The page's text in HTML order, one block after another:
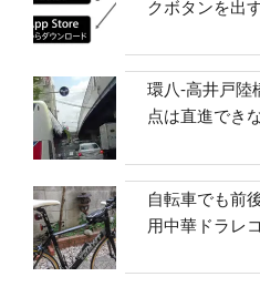
クボタンを出
環八-高井戸陸
点は直進でき
自転車でも前
用中華ドラレ